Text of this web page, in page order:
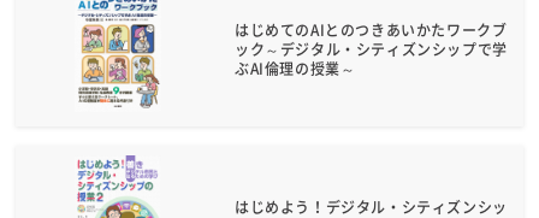
はじめてのAIとのつきあいかたワークブ
ック～デジタル・シティズンシップで学
ぶAI倫理の授業～
はじめよう！デジタル・シティズンシッ